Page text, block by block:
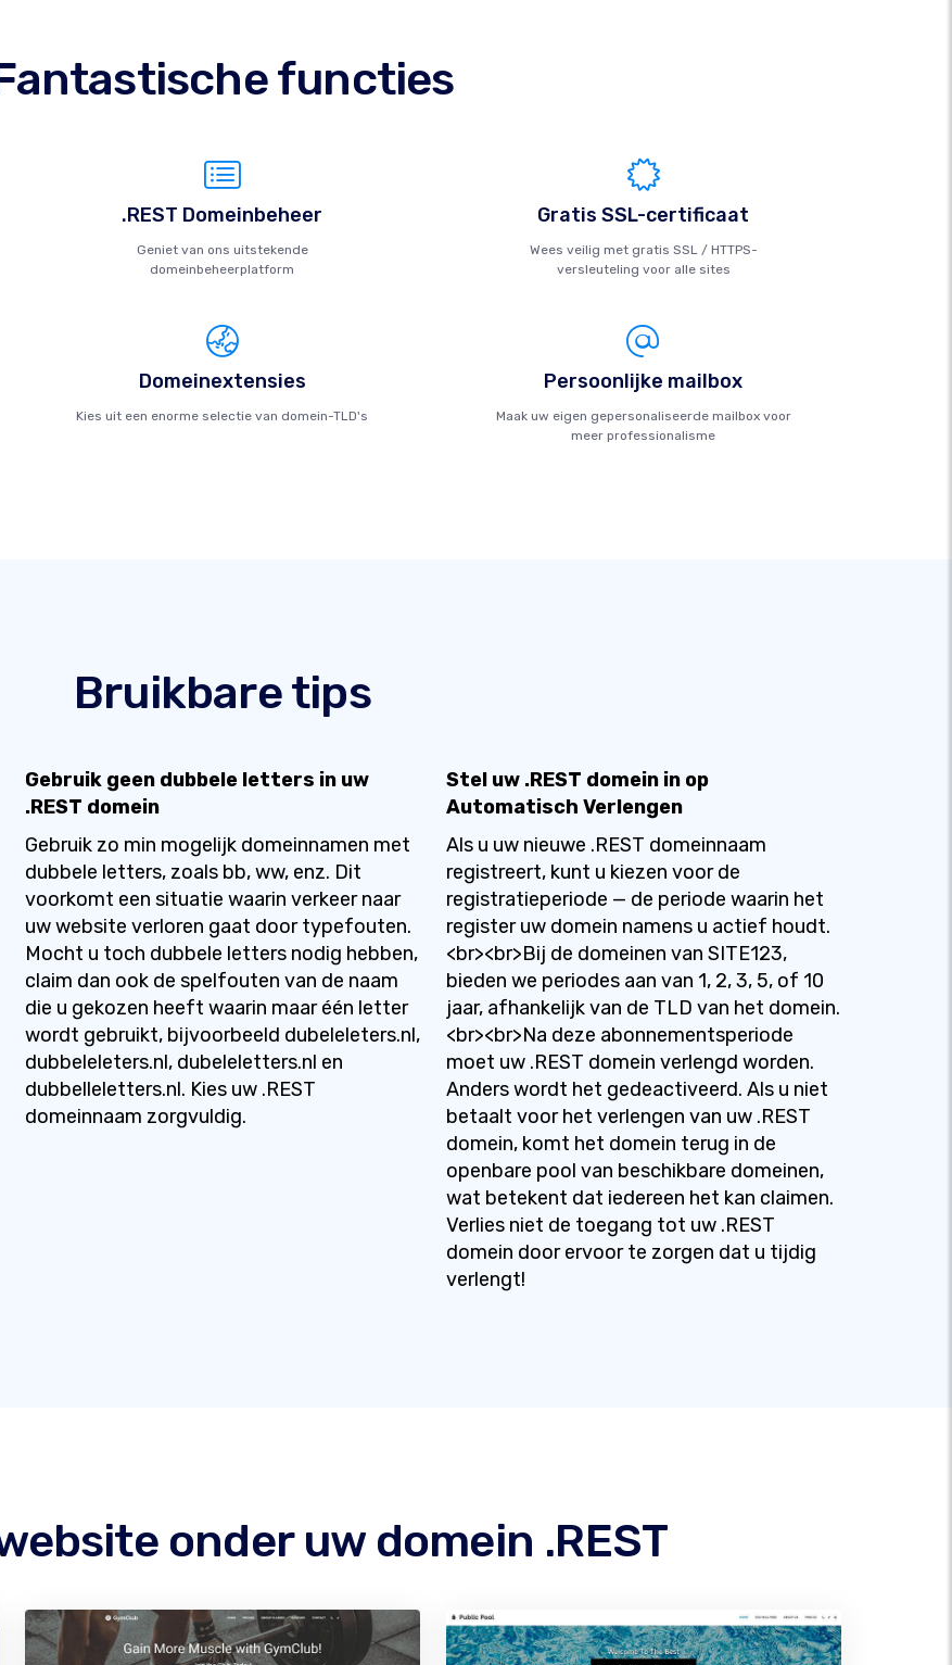
functies
.REST Domeinbeheer
Geniet van ons uitstekende
domeinbeheerplatform
Gratis SSL-certificaat
Wees veilig met gratis SSL / HTTPS-
versleuteling voor alle sites
Domeinextensies
Kies uit een enorme selectie van domein-TLD's
Persoonlijke mailbox
Maak uw eigen gepersonaliseerde mailbox voor
meer professionalisme
Bruikbare tips
Gebruik geen dubbele letters in uw
.REST domein
Gebruik zo min mogelijk domeinnamen met
dubbele letters, zoals bb, ww, enz. Dit
voorkomt een situatie waarin verkeer naar
uw website verloren gaat door typefouten.
Mocht u toch dubbele letters nodig hebben,
claim dan ook de spelfouten van de naam
die u gekozen heeft waarin maar één letter
wordt gebruikt, bijvoorbeeld dubeleleters.nl,
dubbeleleters.nl, dubeleletters.nl en
dubbelleletters.nl. Kies uw .REST
domeinnaam zorgvuldig.
Stel uw .REST domein in op
Automatisch Verlengen
Als u uw nieuwe .REST domeinnaam
registreert, kunt u kiezen voor de
registratieperiode — de periode waarin het
register uw domein namens u actief houdt.
<br><br>Bij de domeinen van SITE123,
bieden we periodes aan van 1, 2, 3, 5, of 10
jaar, afhankelijk van de TLD van het domein.
<br><br>Na deze abonnementsperiode
moet uw .REST domein verlengd worden.
Anders wordt het gedeactiveerd. Als u niet
betaalt voor het verlengen van uw .REST
domein, komt het domein terug in de
openbare pool van beschikbare domeinen,
wat betekent dat iedereen het kan claimen.
Verlies niet de toegang tot uw .REST
domein door ervoor te zorgen dat u tijdig
verlengt!
onder uw domein .REST